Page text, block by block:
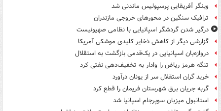
وینگر آفریقایی پرسپولیس ماندنی شد
ترافیک سنگین در محورهای خروجی مازندران
درگیر شدن گردشگر اسپانیایی با نظامی صهیونیست
گزارشی دیگر از کاهش ذخایر کلیدی موشکی آمریکا
دروازه‌بان اسپانیایی در یک‌قدمی بازگشت به استقلال
تنگه هرمز ریاض را وادار به تخفیف‌دهی نفتی کرد
خرید گران استقلال سر از یونان درآورد
گربه جریان برق شهرستان فریمان را قطع کرد
استانبول میزبان سوپرجام اسپانیا شد